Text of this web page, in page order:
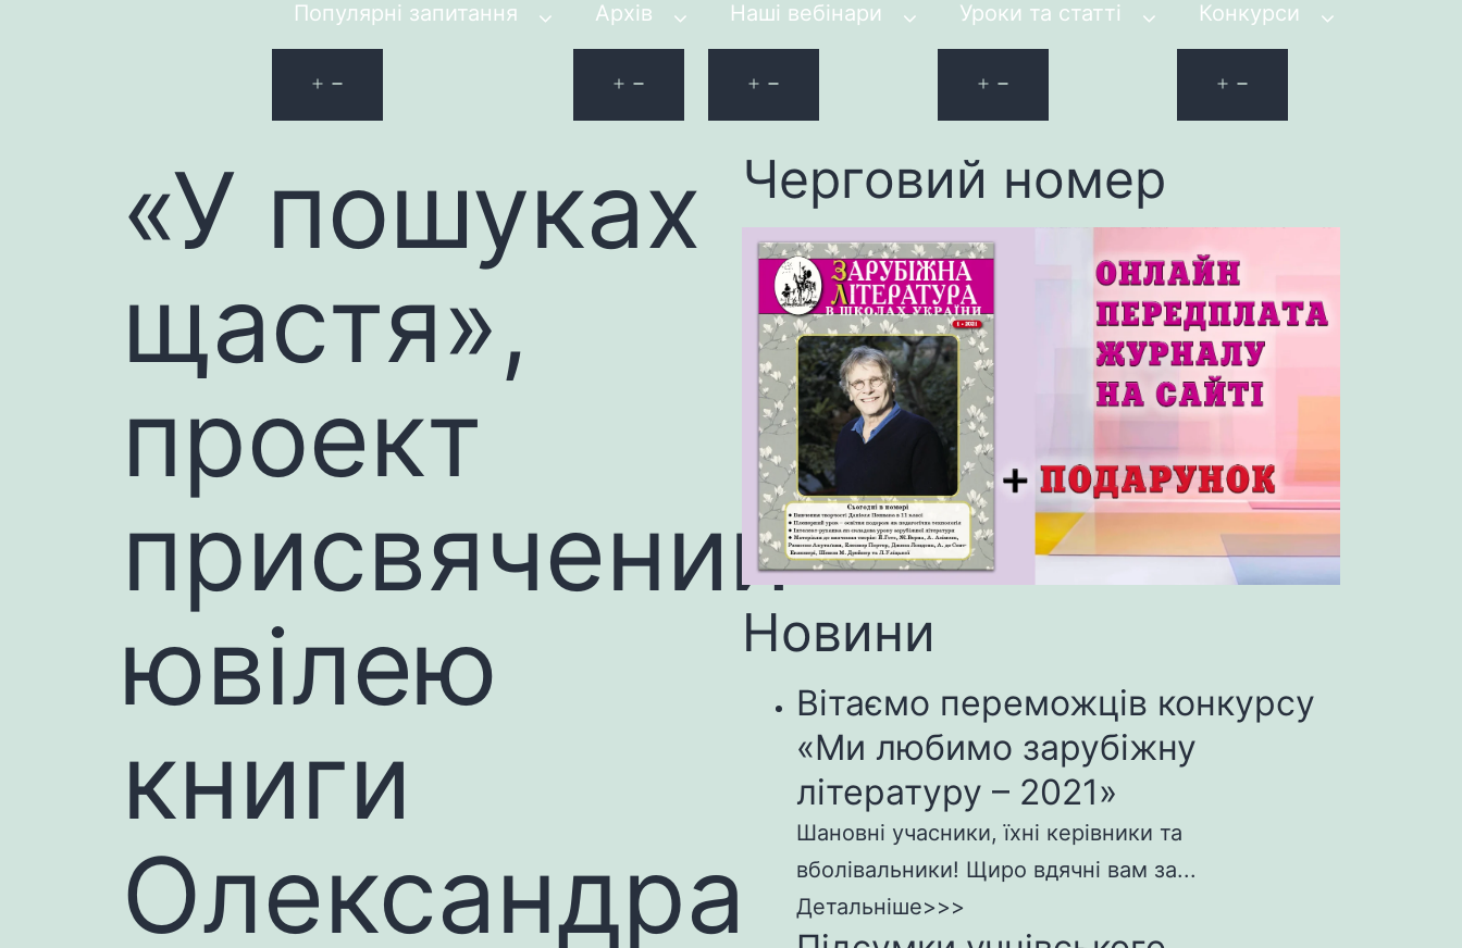
Популярні запитання Архів Наші вебінари Уроки та статті Конкурси
«У пошуках
щастя»,
проект
присвячений
ювілею
книги
Олександра
Черговий номер
Новини
Вітаємо переможців конкурсу
«Ми любимо зарубіжну
літературу – 2021»
Шановні учасники, їхні керівники та
вболівальники! Щиро вдячні вам за...
Детальніше>>>